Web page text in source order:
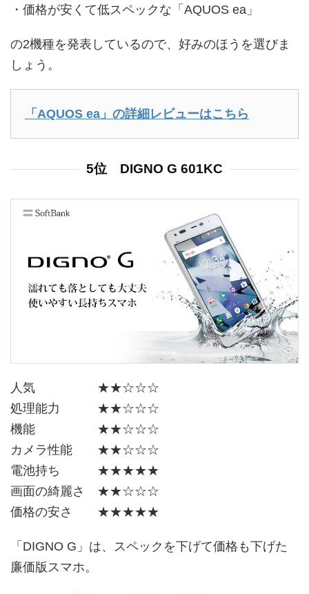
・価格が安くて低スペックな「AQUOS ea」
の2機種を発表しているので、好みのほうを選びま
しょう。
「AQUOS ea」の詳細レビューはこちら
5位 DIGNO G 601KC
人気 ★★☆☆☆
処理能力 ★★☆☆☆
機能 ★★☆☆☆
カメラ性能 ★★☆☆☆
電池持ち ★★★★★
画面の綺麗さ ★★☆☆☆
価格の安さ ★★★★★
「DIGNO G」は、スペックを下げて価格も下げた
廉価版スマホ。